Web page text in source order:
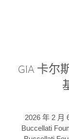
GIA 卡尔
2026 年 2 月
Buccellati